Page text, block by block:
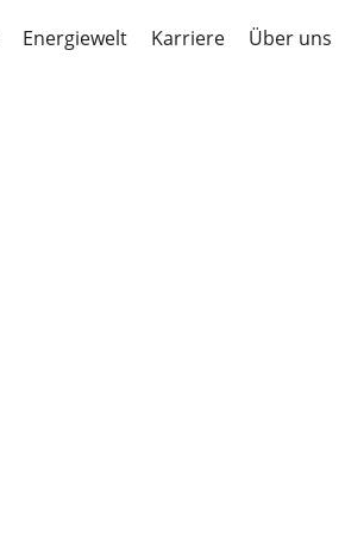
Energiewelt Karriere Über uns